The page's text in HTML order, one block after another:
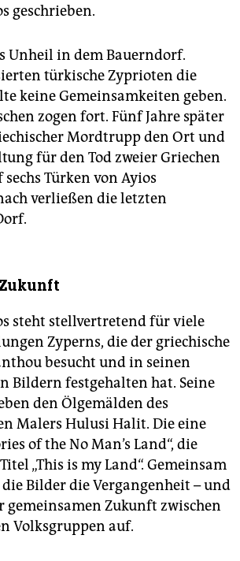
geschrieben.
Unheil in dem Bauerndorf.
türkische Zyprioten die
keine Gemeinsamkeiten geben.
zogen fort. Fünf Jahre später
Mordtrupp den Ort und
für den Tod zweier Griechen
Türken von Ayios
verließen die letzten
steht stellvertretend für viele
Zyperns, die der griechische
besucht und in seinen
Bildern festgehalten hat. Seine
den Ölgemälden des
Malers Hulusi Halit. Die eine
of the No Man’s Land“, die
„This is my Land“. Gemeinsam
Bilder die Vergangenheit – und
gemeinsamen Zukunft zwischen
Volksgruppen auf.